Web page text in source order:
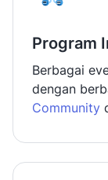
Program
Berbagai
dengan
Community